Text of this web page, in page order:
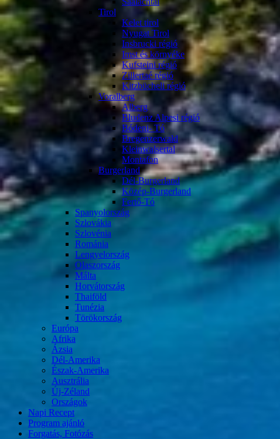
Tirol
Kelet tirol
Nyugat Tirol
Insbrucki régió
Imst és környéke
Kufsteini régió
Zillertaé régió
Kitzbücheli régió
Voralberg
Alberg
Bludenz Alpesi régió
Bódeni- Tó
Bregenzerwald
Kleinwalsertal
Montafon
Burgerland
Dél-Burgerland
Közép-Burgerland
Fertő-Tó
Spanyolország
Szlovákia
Szlovénia
Románia
Lengyelország
Olaszország
Málta
Horvátország
Thaiföld
Tunézia
Törökország
Európa
Afrika
Ázsia
Dél-Amerika
Észak-Amerika
Ausztrália
Új-Zéland
Országok
Napi Recept
Program ajánló
Forgatás, Fotózás